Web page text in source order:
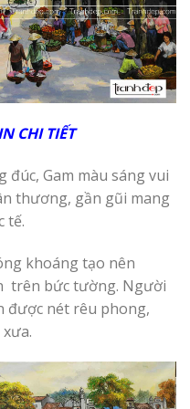
CHITIẾT
Gam màu sáng vui
thương, gần gũi mang
tế.
khoáng tạo nên
trên bức tường. Người
được nét rêu phong,